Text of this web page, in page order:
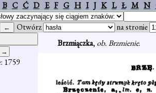
B C Ć D E F G H I J K L Ł M N
Otwórz na stronie
1759
Brzmiączka, ob. Brzmienie.